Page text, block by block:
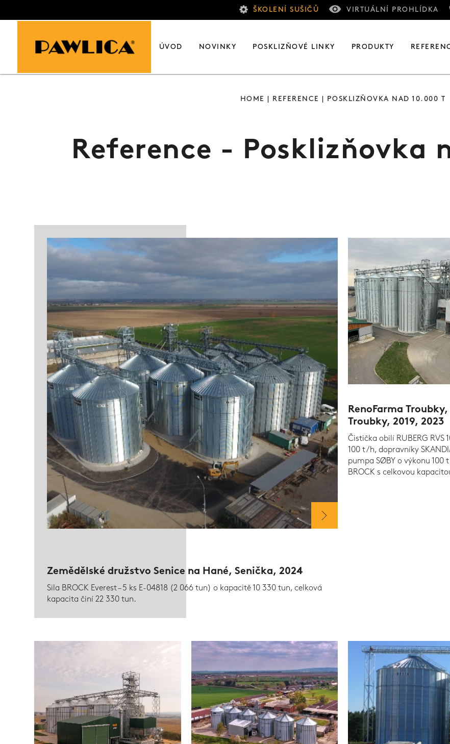
ŠKOLENÍ SUŠIČŮ VIRTUÁLNÍ PROHLÍDKA
ÚVOD NOVINKY POSKLIZŇOVÉ LINKY PRODUKTY
HOME REFERENCE | POSKLIZŇOVKA NAD 10.000 T
Reference - Posklizňovka
Zemědělské družstvo Senice na Hané, Senička, 2024
Sila BROCK Everest – 5 ks E-04818 (2 066 tun) o kapacitě 10 330 tun, celková
kapacita činí 22 330 tun.
RenoFarma
Troubky, 2019, 2023
Čistička obilí RUBERG RVS
100 t/h, dopravníky
pumpa SØBY o výkonu 100
BROCK s celkovou